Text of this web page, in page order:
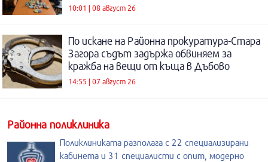
10:01 | 08 август 26
По искане на Районна прокуратура-Стара
Загора съдът задържа обвиняем за
кражба на вещи от къща в Дъбово
14:55 | 07 август 26
Районна поликлиника
Поликлиниката разполага с 22 специализирани
кабинета и 31 специалисти с опит, модерно